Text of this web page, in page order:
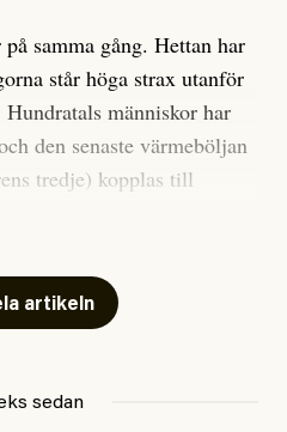
samma gång. Hettan har
står höga strax utanför
människor har
den senaste värmeböljan
tredje) kopplas till
Känns det som en
vore fullständigt orimligt.
återhållsam när han
artikeln
sedan